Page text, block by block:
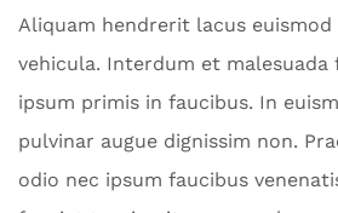
Aliquam hendrerit lacus
vehicula. Interdum et malesuada
ipsum primis in faucibus. In
pulvinar augue dignissim non.
odio nec ipsum faucibus